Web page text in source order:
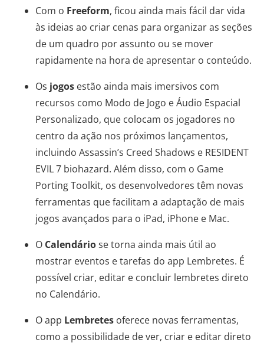
Com o Freeform, ficou ainda mais fácil dar vida
às ideias ao criar cenas para organizar as seções
de um quadro por assunto ou se mover
rapidamente na hora de apresentar o conteúdo.
Os jogos estão ainda mais imersivos com
recursos como Modo de Jogo e Áudio Espacial
Personalizado, que colocam os jogadores no
centro da ação nos próximos lançamentos,
incluindo Assassin’s Creed Shadows e RESIDENT
EVIL 7 biohazard. Além disso, com o Game
Porting Toolkit, os desenvolvedores têm novas
ferramentas que facilitam a adaptação de mais
jogos avançados para o iPad, iPhone e Mac.
O Calendáriose torna ainda mais útil ao
mostrar eventos e tarefas do app Lembretes. É
possível criar, editar e concluir lembretes direto
no Calendário.
O app Lembretes oferece novas ferramentas,
como a possibilidade de ver, criar e editar direto